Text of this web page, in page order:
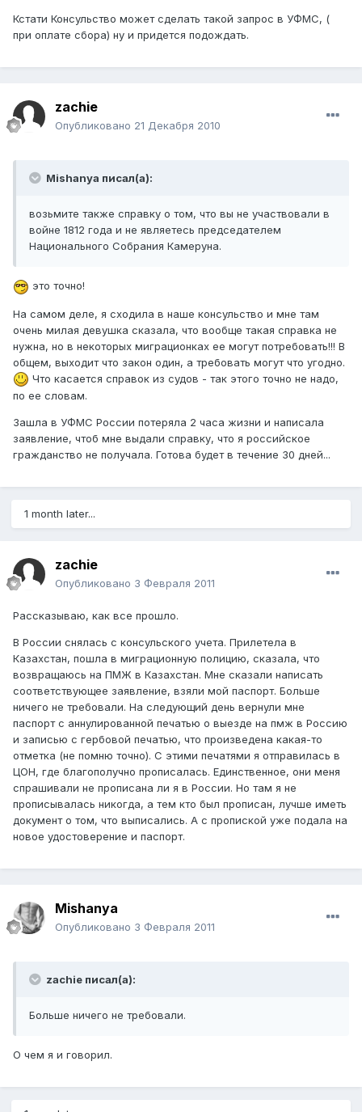
Кстати Консульство может сделать такой запрос в УФМС, (
при оплате сбора) ну и придется подождать.
zachie
Опубликовано 21 Декабря 2010
Mishanya писал(а):
возьмите также справку о том, что вы не участвовали в
войне 1812 года и не являетесь председателем
Национального Собрания Камеруна.
это точно!
На самом деле, я сходила в наше консульство и мне там
очень милая девушка сказала, что вообще такая справка не
нужна, но в некоторых миграционках ее могут потребовать!!! В
общем, выходит что закон один, а требовать могут что угодно.
Что касается справок из судов - так этого точно не надо,
по ее словам.
Зашла в УФМС России потеряла 2 часа жизни и написала
заявление, чтоб мне выдали справку, что я российское
гражданство не получала. Готова будет в течение 30 дней...
1 month later...
zachie
Опубликовано 3 Февраля 2011
Рассказываю, как все прошло.
В России снялась с консульского учета. Прилетела в
Казахстан, пошла в миграционную полицию, сказала, что
возвращаюсь на ПМЖ в Казахстан. Мне сказали написать
соответствующее заявление, взяли мой паспорт. Больше
ничего не требовали. На следующий день вернули мне
паспорт с аннулированной печатью о выезде на пмж в Россию
и записью с гербовой печатью, что произведена какая-то
отметка (не помню точно). С этими печатями я отправилась в
ЦОН, где благополучно прописалась. Единственное, они меня
спрашивали не прописана ли я в России. Но там я не
прописывалась никогда, а тем кто был прописан, лучше иметь
документ о том, что выписались. А с пропиской уже подала на
новое удостоверение и паспорт.
Mishanya
Опубликовано 3 Февраля 2011
zachie писал(а):
Больше ничего не требовали.
О чем я и говорил.